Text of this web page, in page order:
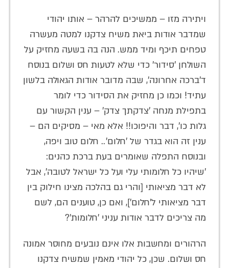
ויתירה מזו – ממשיכים להרהר – אותו יהודי
שמדבר אודות ביאת משיח צדקנו למטה מעשרה
טפחים תיכף ומיד ממש. הנה בה בשעה מחזיק על
השולחן 'סידור' כדי שלא לטעות חס ושלום בנוסח
ד'ברכה אחרונה', שבה מדובר אודות הגאולה בלשון
עתיד! וכמו כן מחזיק את הסידור כדי לומר
בתפילת מנחה 'צדקתך צדק' – ענין הקשור עם
גלות כו', דבר והיפוכו!! אלא מאי – מסיקים הם –
ענין זה הוא בגדר של 'חלום'.. חלום טוב ויפה,
ובנוסח התפלה שאומרים בעת ברכת כהנים:
'שיהיו כל חלומותי עלי ועל כל ישראל לטובה', אבל
לא דבר מציאותי [והרי גם בהלכה מצינו חילוק בין
דבר מציאותי ל'חלום'], ואם כן, טוענים הם, לשם
מה צריכים לדבר אודות עניני 'חלומות'?
הרהורים ומחשבות אלו אינם נובעים מחוסר אמונה
חס ושלום. שכן, כל יהודי מאמין שמשיח צדקנו